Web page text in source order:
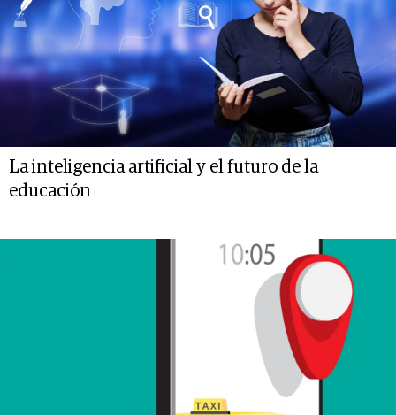
La inteligencia artificial y el futuro de la
educación